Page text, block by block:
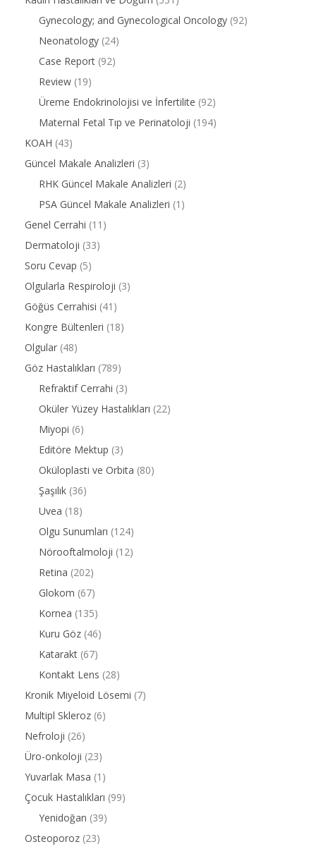
Gynecology; and Gynecological Oncology (92)
Neonatology (24)
Case Report (92)
Review (19)
Üreme Endokrinolojisi ve İnfertilite (92)
Maternal Fetal Tıp ve Perinatoloji (194)
KOAH (43)
Güncel Makale Analizleri (3)
RHK Güncel Makale Analizleri (2)
PSA Güncel Makale Analizleri (1)
Genel Cerrahi (11)
Dermatoloji (33)
Soru Cevap (5)
Olgularla Respiroloji (3)
Göğüs Cerrahisi (41)
Kongre Bültenleri (18)
Olgular (48)
Göz Hastalıkları (789)
Refraktif Cerrahi (3)
Oküler Yüzey Hastalıkları (22)
Miyopi (6)
Editöre Mektup (3)
Oküloplasti ve Orbita (80)
Şaşılık (36)
Uvea (18)
Olgu Sunumları (124)
Nörooftalmoloji (12)
Retina (202)
Glokom (67)
Kornea (135)
Kuru Göz (46)
Katarakt (67)
Kontakt Lens (28)
Kronik Miyeloid Lösemi (7)
Multipl Skleroz (6)
Nefroloji (26)
Üro-onkoloji (23)
Yuvarlak Masa (1)
Çocuk Hastalıkları (99)
Yenidoğan (39)
Osteoporoz (23)